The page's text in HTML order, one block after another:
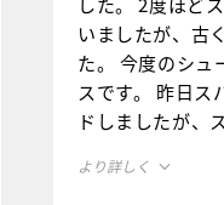
いましたが、古
た。 今度のシュ
スです。 昨日ス
ドしましたが、
ューズを愛用す
より詳しく